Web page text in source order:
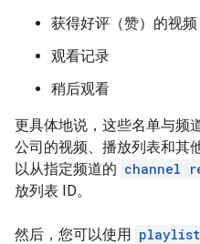
获得好评（赞）的视频
观看记录
稍后观看
更具体地说，这些名单与频
公司的视频、播放列表和其
以从指定频道的 channel
放列表 ID。
然后，您可以使用